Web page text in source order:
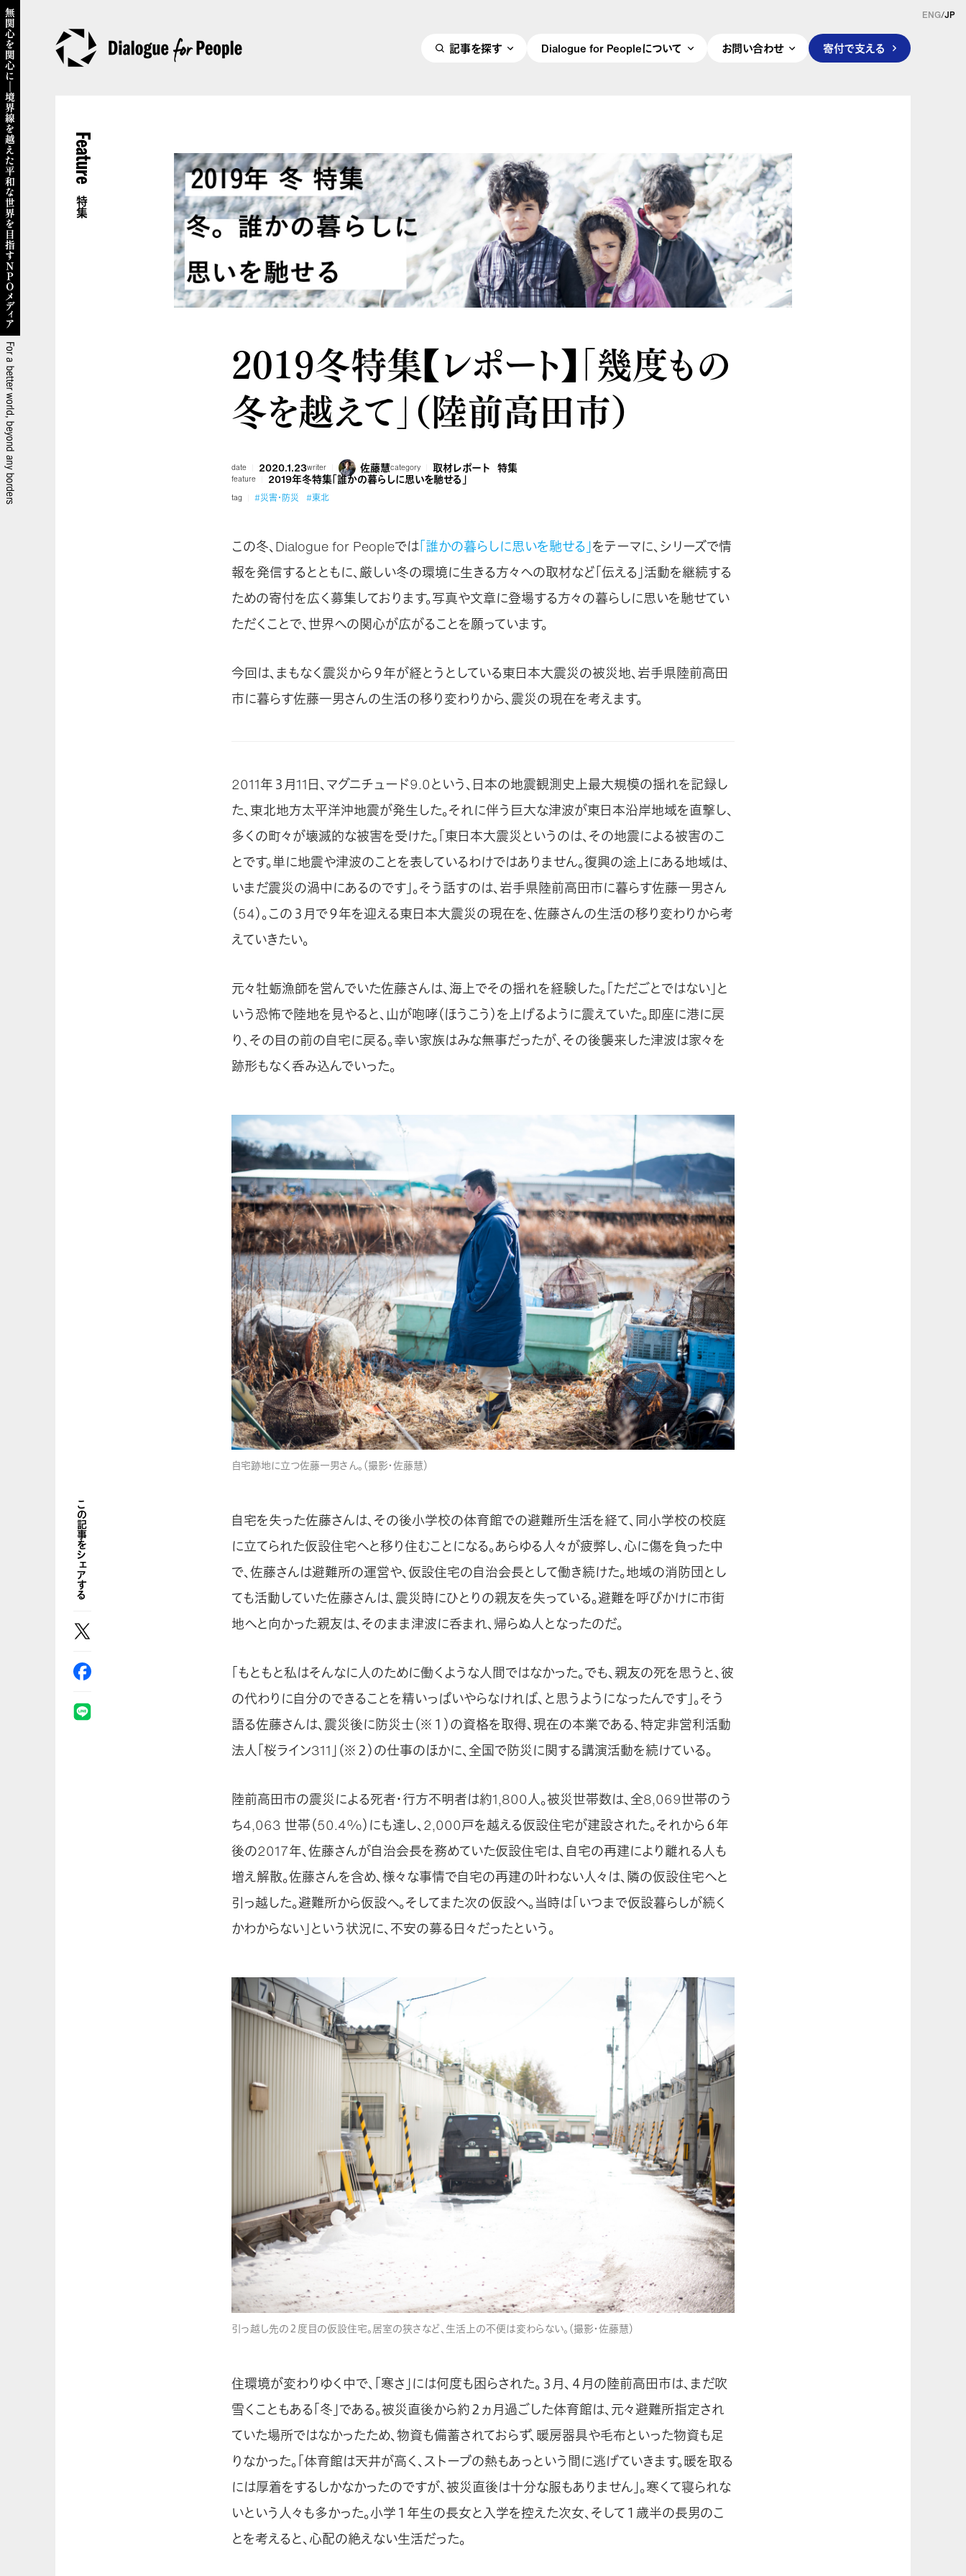
記事を探す Dialogue for Peopleについて お問い合わせ 寄付で支える
ENG/JP
Feature
特集
2019冬特集【レポート】「幾度もの
冬を越えて」（陸前高田市）
date 2020.1.23writer 佐藤慧category 取材レポート 特集
feature 2019年冬特集「誰かの暮らしに思いを馳せる」
tag #災害・防災 #東北
この冬、Dialogue for Peopleでは「誰かの暮らしに思いを馳せる」をテーマに、シリーズで情
報を発信するとともに、厳しい冬の環境に生きる方々への取材など「伝える」活動を継続する
ための寄付を広く募集しております。写真や文章に登場する方々の暮らしに思いを馳せてい
ただくことで、世界への関心が広がることを願っています。
今回は、まもなく震災から９年が経とうとしている東日本大震災の被災地、岩手県陸前高田
市に暮らす佐藤一男さんの生活の移り変わりから、震災の現在を考えます。
2011年３月11日、マグニチュード9.0という、日本の地震観測史上最大規模の揺れを記録し
た、東北地方太平洋沖地震が発生した。それに伴う巨大な津波が東日本沿岸地域を直撃し、
多くの町々が壊滅的な被害を受けた。「東日本大震災というのは、その地震による被害のこ
とです。単に地震や津波のことを表しているわけではありません。復興の途上にある地域は、
いまだ震災の渦中にあるのです」。そう話すのは、岩手県陸前高田市に暮らす佐藤一男さん
（54）。この３月で９年を迎える東日本大震災の現在を、佐藤さんの生活の移り変わりから考
えていきたい。
元々牡蛎漁師を営んでいた佐藤さんは、海上でその揺れを経験した。「ただごとではない」と
いう恐怖で陸地を見やると、山が咆哮（ほうこう）を上げるように震えていた。即座に港に戻
り、その目の前の自宅に戻る。幸い家族はみな無事だったが、その後襲来した津波は家々を
跡形もなく呑み込んでいった。
自宅跡地に立つ佐藤一男さん。（撮影・佐藤慧）
自宅を失った佐藤さんは、その後小学校の体育館での避難所生活を経て、同小学校の校庭
に立てられた仮設住宅へと移り住むことになる。あらゆる人々が疲弊し、心に傷を負った中
で、佐藤さんは避難所の運営や、仮設住宅の自治会長として働き続けた。地域の消防団とし
ても活動していた佐藤さんは、震災時にひとりの親友を失っている。避難を呼びかけに市街
地へと向かった親友は、そのまま津波に呑まれ、帰らぬ人となったのだ。
「もともと私はそんなに人のために働くような人間ではなかった。でも、親友の死を思うと、彼
の代わりに自分のできることを精いっぱいやらなければ、と思うようになったんです」。そう
語る佐藤さんは、震災後に防災士（※１）の資格を取得、現在の本業である、特定非営利活動
法人「桜ライン311」（※２）の仕事のほかに、全国で防災に関する講演活動を続けている。
陸前高田市の震災による死者・行方不明者は約1,800人。被災世帯数は、全8,069世帯のう
ち4,063 世帯（50.4%）にも達し、2,000戸を越える仮設住宅が建設された。それから６年
後の2017年、佐藤さんが自治会長を務めていた仮設住宅は、自宅の再建により離れる人も
増え解散。佐藤さんを含め、様々な事情で自宅の再建の叶わない人々は、隣の仮設住宅へと
引っ越した。避難所から仮設へ。そしてまた次の仮設へ。当時は「いつまで仮設暮らしが続く
かわからない」という状況に、不安の募る日々だったという。
引っ越し先の２度目の仮設住宅。居室の狭さなど、生活上の不便は変わらない。（撮影・佐藤慧）
住環境が変わりゆく中で、「寒さ」には何度も困らされた。３月、４月の陸前高田市は、まだ吹
雪くこともある「冬」である。被災直後から約２ヵ月過ごした体育館は、元々避難所指定され
ていた場所ではなかったため、物資も備蓄されておらず、暖房器具や毛布といった物資も足
りなかった。「体育館は天井が高く、ストーブの熱もあっという間に逃げていきます。暖を取る
には厚着をするしかなかったのですが、被災直後は十分な服もありません」。寒くて寝られな
いという人々も多かった。小学１年生の長女と入学を控えた次女、そして１歳半の長男のこ
とを考えると、心配の絶えない生活だった。
この記事をシェアする